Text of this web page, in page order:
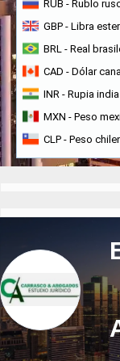
RUB - Rublo
GBP - Libra
BRL - Real
CAD - Dólar
INR - Rupia india
MXN - Peso
CLP - Peso